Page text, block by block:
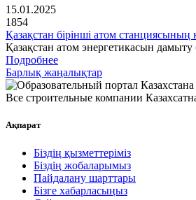
15.01.2025
1854
Қазақстан бірінші атом
Қазақстан атом энергетикасын
Подробнее
Барлық жаңалықтар
Все строительные компании
Ақпарат
Біздің қызметтеріміз
Біздің жобаларымыз
Пайдалану шарттары
Бізге хабарласыңыз